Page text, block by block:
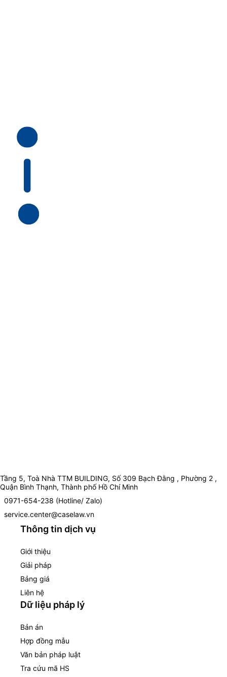
Tầng 5, Toà Nhà TTM BUILDING, Số 309 Bạch Đằng , Phường 2 ,
Quận Bình Thạnh, Thành phố Hồ Chí Minh
0971-654-238 (Hotline/ Zalo)
service.center@caselaw.vn
Thông tin dịch vụ
Giới thiệu
Giải pháp
Bảng giá
Liên hệ
Dữ liệu pháp lý
Bản án
Hợp đồng mẫu
Văn bản pháp luật
Tra cứu mã HS